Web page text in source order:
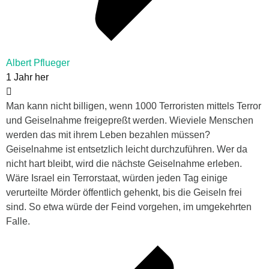
Albert Pflueger
1 Jahr her
Man kann nicht billigen, wenn 1000 Terroristen mittels Terror
und Geiselnahme freigepreßt werden. Wieviele Menschen
werden das mit ihrem Leben bezahlen müssen?
Geiselnahme ist entsetzlich leicht durchzuführen. Wer da
nicht hart bleibt, wird die nächste Geiselnahme erleben.
Wäre Israel ein Terrorstaat, würden jeden Tag einige
verurteilte Mörder öffentlich gehenkt, bis die Geiseln frei
sind. So etwa würde der Feind vorgehen, im umgekehrten
Falle.